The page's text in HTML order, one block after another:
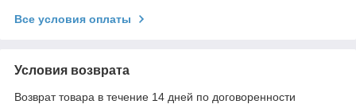
Все условия оплаты
Условия возврата
Возврат товара в течение 14 дней по договоренности